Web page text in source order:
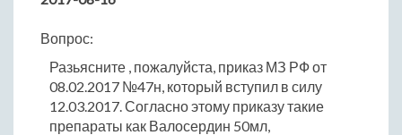
Вопрос:
Разьясните , пожалуйста, приказ МЗ РФ от
08.02.2017 №47н, который вступил в силу
12.03.2017. Согласно этому приказу такие
препараты как Валосердин 50мл,